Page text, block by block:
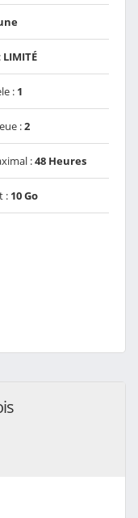
LIMITÉ
: 1
:2
:48 Heures
: 10 Go